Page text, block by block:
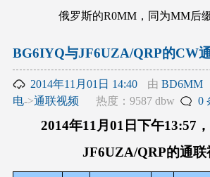
俄罗斯的R0MM，同为MM后
BG6IYQ与JF6UZA/QRP的CW
2014年11月01日 14:40 由BD6MM
电->通联视频 热度：9587 dbw 0
2014年11月01日下午13:57
JF6UZA/QRP的通联